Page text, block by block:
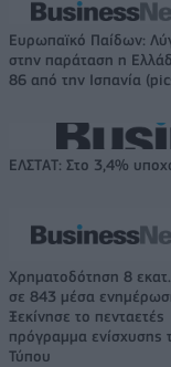
Ευρωπαϊκό Παίδων:
στην παράταση η
86 από την Ισπανία
ΕΛΣΤΑΤ: Στο 3,4%
Χρηματοδότηση 8
σε 843 μέσα
Ξεκίνησε το πενταετές
πρόγραμμα ενίσχυσης
Τύπου